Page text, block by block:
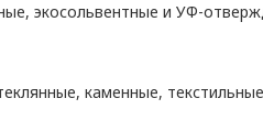
экосольвентные и УФ-
каменные,